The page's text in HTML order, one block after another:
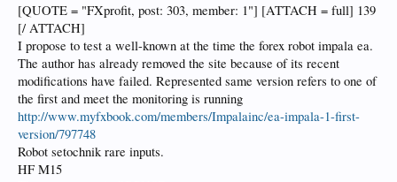
[QUOTE = "FXprofit, post: 303, member: 1"] [ATTACH = full] 139
[/ ATTACH]
I propose to test a well-known at the time the forex robot impala ea.
The author has already removed the site because of its recent
modifications have failed. Represented same version refers to one of
the first and meet the monitoring is running
http://www.myfxbook.com/members/Impalainc/ea-impala-1-first-
version/797748
Robot setochnik rare inputs.
HF M15